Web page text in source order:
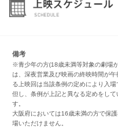
備考
※青少年の方(18歳未満等対象の劇場
は、深夜営業及び映画の終映時間が
る上映回は当該条例の定めにより入場
但し、条例が上記と異なる定めをし
す。
大阪府においては16歳未満の方で保
場いただけません。